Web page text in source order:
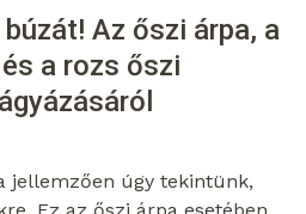
Az őszi árpa, a
a rozs őszi
jellemzően úgy tekintünk,